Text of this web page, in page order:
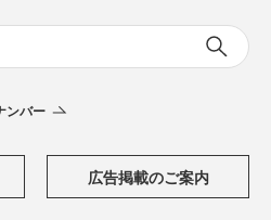
ンバー
広告掲載のご案内